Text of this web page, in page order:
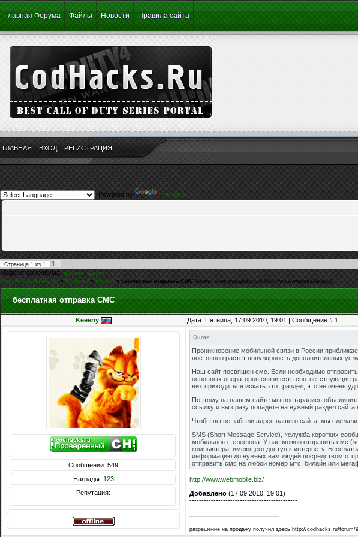
Главная Форума Файлы Новости Правила сайта
ГЛАВНАЯ ВХОД РЕГИСТРАЦИЯ
Powered by
Translate
Страница 1 из 1
1
Модератор форума:g0d-me,iEnjoy
Форум CoDHacks.Ru » Курилка » Hi-tech » бесплатная отправка СМС (может кому понадобится) http://www.webmobile.biz/)
бесплатная отправка СМС
Keeeny Дата: Пятница, 17.09.2010, 19:01 | Сообщение # 1
Сообщений: 549
Награды: 123
Репутация:
Quote
Проникновение мобильной связи в России
постоянно растет популярность дополнительных
Наш сайт посвящен смс. Если необходимо отправить
основных операторов связи есть соответствующие
них приходиться искать этот раздел, это не очень
Поэтому на нашем сайте мы постарались
ссылку и вы сразу попадете на нужный раздел сайта
Чтобы вы не забыли адрес нашего сайта, мы сделали
SMS (Short Message Service), «служба коротких
мобильного телефона. У нас можно отправить смс
компьютера, имеющего доступ к интернету.
информацию до нужных вам людей посредством
отправить смс на любой номер мтс, билайн или
1. Выберите соответствующий раздел на сайте,
2. Напишите текст sms для отправки.
3. Введите контрольные знаки в требуемое окно для
4. Нажмите ОК для того, чтобы отправить смс.
захочется!
http://www.webmobile.biz/
Добавлено (17.09.2010, 19:01)
---------------------------------------------
разрешение на продажу получил здесь http://codhacks.ru/forum/